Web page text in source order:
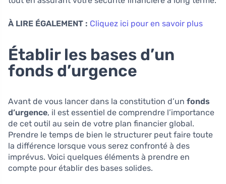
À LIRE ÉGALEMENT : Cliquez ici pour en savoir plus
Établir les bases d’un
fonds d’urgence
Avant de vous lancer dans la constitution d’un fonds
d’urgence, il est essentiel de comprendre l’importance
de cet outil au sein de votre plan financier global.
Prendre le temps de bien le structurer peut faire toute
la différence lorsque vous serez confronté à des
imprévus. Voici quelques éléments à prendre en
compte pour établir des bases solides.